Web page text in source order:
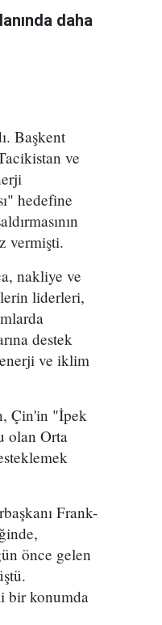
daha
Başkent
ve
hedefine
vermişti.
nakliye ve
liderleri,
destek
ve iklim
Çin'in "İpek
olan Orta
Frank-
önce gelen
bir konumda